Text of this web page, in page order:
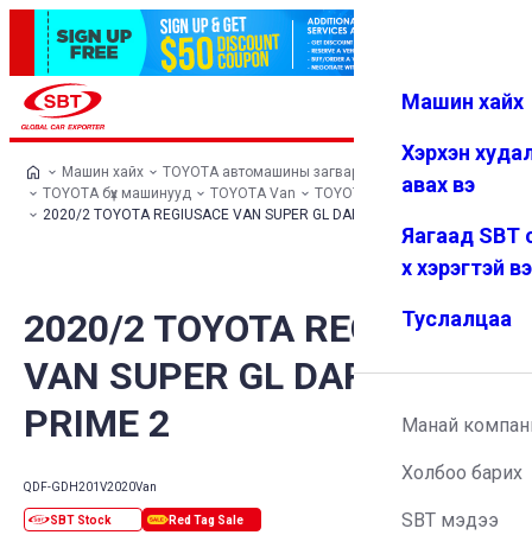
Дуртай Цэс
Машин хайх
Хэрхэн
авах вэ
Яагаад SBT
х хэрэгтэй
Туслалцаа
Манай
Холбоо барих
SBT мэдээ
Машин хайх
TOYOTA автомашины загварууд
TOYOTA бүх машинууд
TOYOTA Van
TOYOTA REGIUSACE VAN
2020/2 TOYOTA REGIUSACE VAN SUPER GL DARK PRIME 2
2020/2 TOYOTA REGIUSACE
VAN SUPER GL DARK
PRIME 2
QDF-GDH201V2020Van